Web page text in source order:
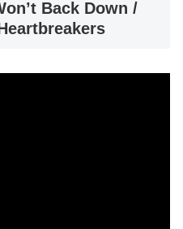
Back Down /